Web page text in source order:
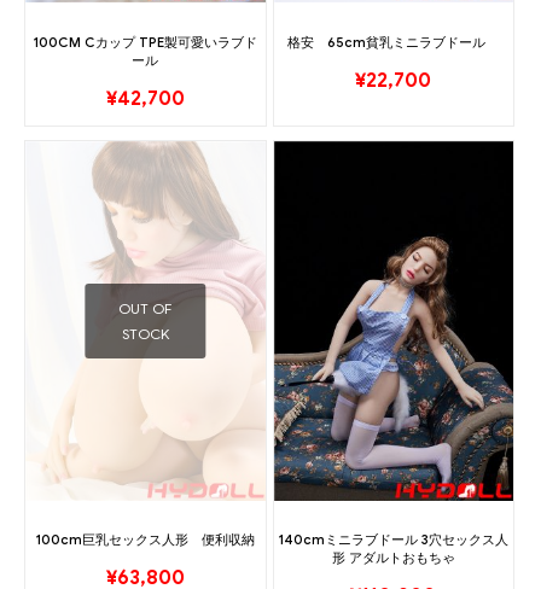
100CM Cカップ TPE製可愛いラブド
ール
¥42,700
格安 65cm貧乳ミニラブドール
¥22,700
OUT OF
STOCK
100cm巨乳セックス人形 便利収納
¥63,800
140cmミニラブドール 3穴セックス人
形 アダルトおもちゃ